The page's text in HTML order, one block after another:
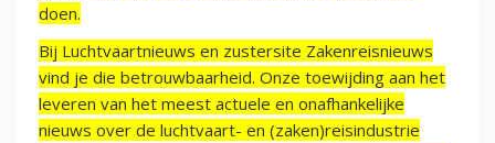
doen.
Bij Luchtvaartnieuws en zustersite Zakenreisnieuws
vind je die betrouwbaarheid. Onze toewijding aan het
leveren van het meest actuele en onafhankelijke
nieuws over de luchtvaart- en (zaken)reisindustrie